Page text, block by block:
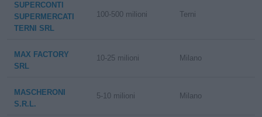
SUPERCONTI
SUPERMERCATI
TERNI SRL
100-500 milioni Terni
MAX FACTORY
SRL
10-25 milioni Milano
MASCHERONI
S.R.L.
5-10 milioni Milano